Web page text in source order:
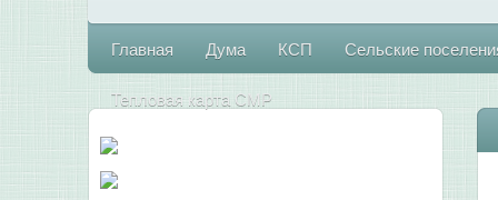
Главная Дума КСП Сельские
Тепловая карта СМР